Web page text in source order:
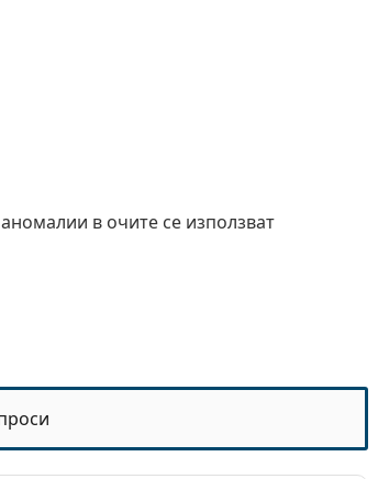
в очите се използват